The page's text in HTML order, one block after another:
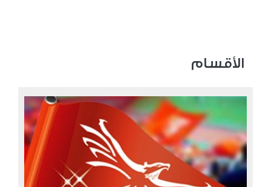
الأقسام